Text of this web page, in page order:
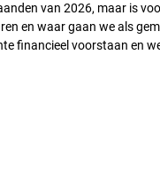
van 2026, maar is
en waar gaan we als
financieel voorstaan en